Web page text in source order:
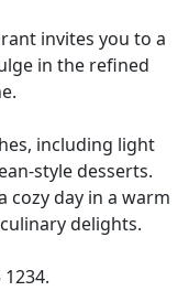
invites you to a
in the refined
including light
style desserts.
cozy day in a warm
delights.